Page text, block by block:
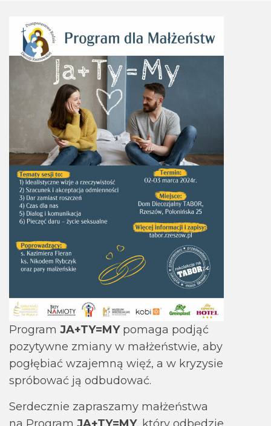
Program JA+TY=MYpomaga podjąć
pozytywne zmiany w małżeństwie, aby
pogłębiać wzajemną więź, a w kryzysie
spróbować ją odbudować.
Serdecznie zapraszamy małżeństwa